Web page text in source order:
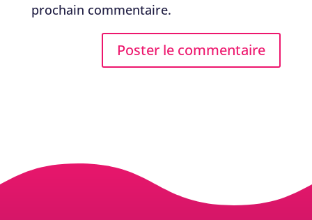
prochain commentaire.